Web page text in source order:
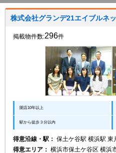
株式会社グランデ21エイブルネ
掲載物件数:296件
開店10年以上
駅から徒歩３分以内
得意沿線・駅： 保土ケ谷駅 横浜駅 東
得意エリア： 横浜市保土ケ谷区 横浜